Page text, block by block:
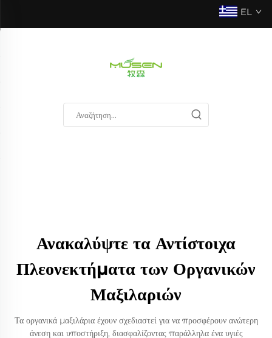
EL
Ανακαλύψτε τα Αντίστοιχα
Πλεονεκτήματα των Οργανικών
Μαξιλαριών
Τα οργανικά μαξιλάρια έχουν σχεδιαστεί για να προσφέρουν ανώτερη
άνεση και υποστήριξη, διασφαλίζοντας παράλληλα ένα υγιές